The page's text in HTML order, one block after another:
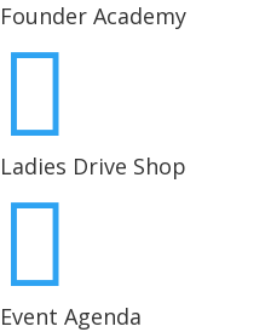
Founder Academy

Ladies Drive Shop

Event Agenda